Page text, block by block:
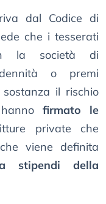
dal Codice di
che i tesserati
la società di
o premi
il rischio
hannofirmato le
private che
viene definita
stipendi della